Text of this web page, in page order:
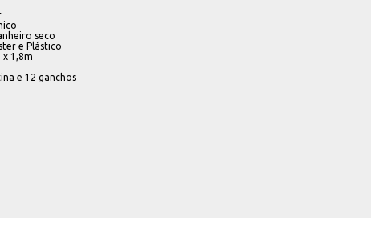
seco
e Plástico
x 1,8m
e 12 ganchos